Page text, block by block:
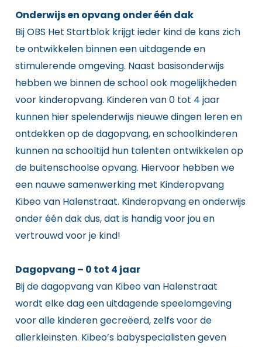
Onderwijs en opvang onder één dak
Bij OBS Het Startblok krijgt ieder kind de kans zich
te ontwikkelen binnen een uitdagende en
stimulerende omgeving. Naast basisonderwijs
hebben we binnen de school ook mogelijkheden
voor kinderopvang. Kinderen van 0 tot 4 jaar
kunnen hier spelenderwijs nieuwe dingen leren en
ontdekken op de dagopvang, en schoolkinderen
kunnen na schooltijd hun talenten ontwikkelen op
de buitenschoolse opvang. Hiervoor hebben we
een nauwe samenwerking met Kinderopvang
Kibeo van Halenstraat. Kinderopvang en onderwijs
onder één dak dus, dat is handig voor jou en
vertrouwd voor je kind!
Dagopvang – 0 tot 4 jaar
Bij de dagopvang van Kibeo van Halenstraat
wordt elke dag een uitdagende speelomgeving
voor alle kinderen gecreëerd, zelfs voor de
allerkleinsten. Kibeo’s babyspecialisten geven